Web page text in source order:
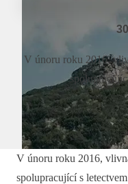
V únoru roku 2016,
V únoru roku 2016,
spolupracující s